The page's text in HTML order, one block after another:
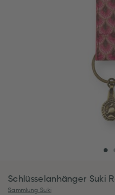
Schlüsselanhänger Suki
Sammlung Suki